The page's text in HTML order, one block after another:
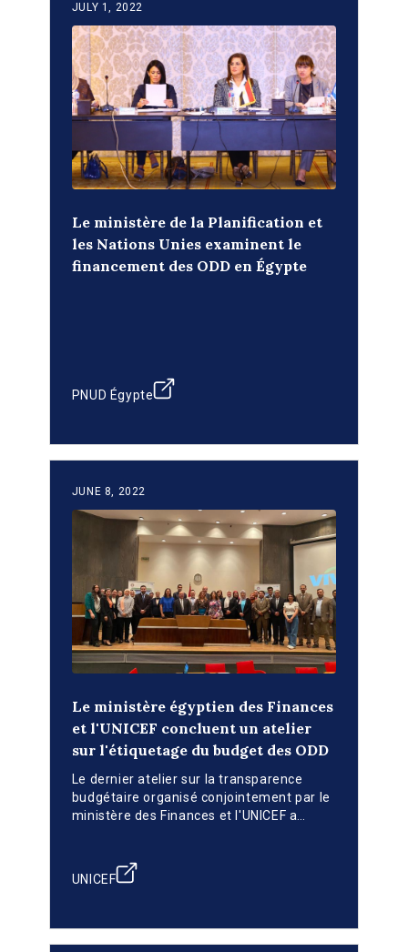
JULY 1, 2022
Le ministère de la Planification et
les Nations Unies examinent le
financement des ODD en Égypte
PNUD Égypte
JUNE 8, 2022
Le ministère égyptien des Finances
et l'UNICEF concluent un atelier
sur l'étiquetage du budget des ODD
Le dernier atelier sur la transparence
budgétaire organisé conjointement par le
ministère des Finances et l'UNICEF a
UNICEF